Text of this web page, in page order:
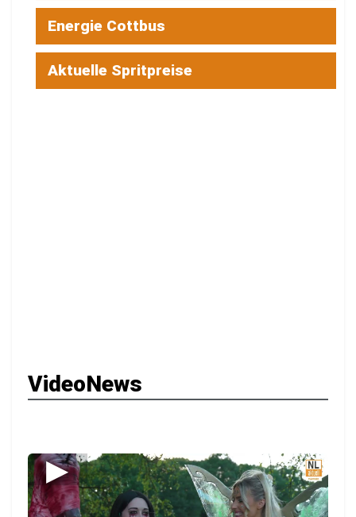
Energie Cottbus
Aktuelle Spritpreise
VideoNews
▶